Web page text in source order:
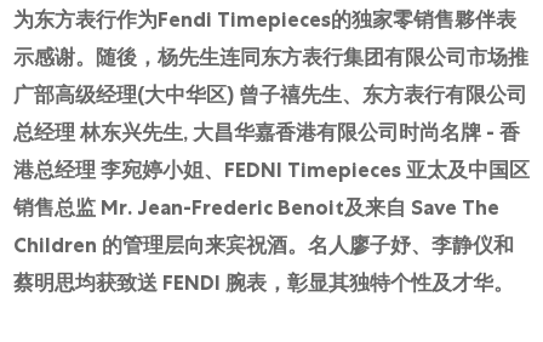
为东方表行作为Fendi Timepieces的独家零销售夥伴表
示感谢。随後，杨先生连同东方表行集团有限公司市场推
广部高级经理(大中华区) 曾子禧先生、东方表行有限公司
总经理 林东兴先生, 大昌华嘉香港有限公司时尚名牌 - 香
港总经理 李宛婷小姐、FEDNI Timepieces 亚太及中国区
销售总监 Mr. Jean-Frederic Benoit及来自 Save The
Children 的管理层向来宾祝酒。名人廖子妤、李静仪和
蔡明思均获致送 FENDI 腕表，彰显其独特个性及才华。